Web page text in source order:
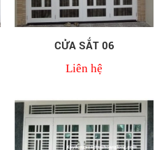
CỬA SẮT 06
Liên hệ